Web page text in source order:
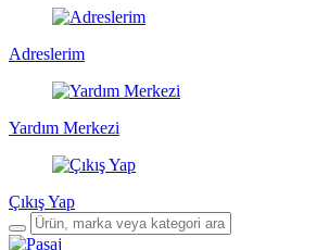
Adreslerim
Yardım Merkezi
Çıkış Yap